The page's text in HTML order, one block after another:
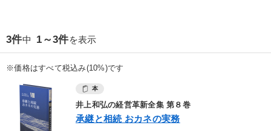
3件中 1～3件を表示
※価格はすべて税込み(10%)です
本
井上和弘の経営革新全集 第８巻
承継と相続 おカネの実務